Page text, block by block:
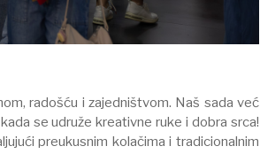
radošću i zajedništvom. Naš sada već
se udruže kreativne ruke i dobra srca!
preukusnim kolačima i tradicionalnim